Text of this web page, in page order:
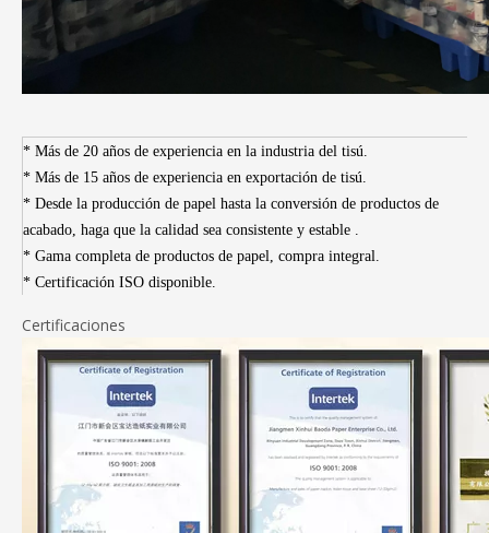
* Más de 20 años de experiencia en la industria del tisú.
* Más de 15 años de experiencia en exportación de tisú.
* Desde la producción de papel hasta la conversión de productos de
acabado, haga que la calidad sea consistente y estable .
* Gama completa de productos de papel, compra integral.
* Certificación ISO disponible.
Certificaciones